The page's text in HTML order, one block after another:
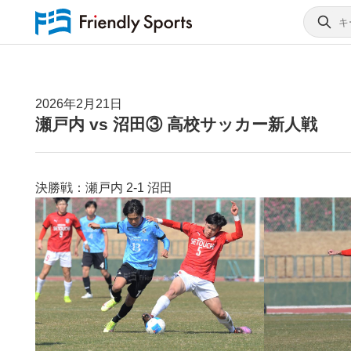
2026年2月21日
瀬戸内 vs 沼田③ 高校サッカー新人戦
決勝戦：瀬戸内 2-1 沼田